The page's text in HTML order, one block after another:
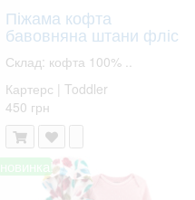
Піжама кофта
бавовняна штани фліс
Склад: кофта 100% ..
Картерс | Toddler
450 грн
новинка!